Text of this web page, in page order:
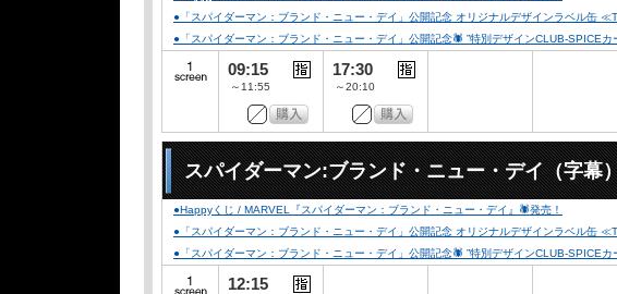
●「スパイダーマン：ブランド・ニュー・デイ」公開記念 オリジナルデザインラベル缶
●「スパイダーマン：ブランド・ニュー・デイ」公開記念🕷️ ”特別デザインCLUB-SPICEカ
09:15
～11:55
17:30
～20:10
スパイダーマン:ブランド・ニュー・デイ（字幕
●Happyくじ / MARVEL『スパイダーマン：ブランド・ニュー・デイ』🕷発売！
●「スパイダーマン：ブランド・ニュー・デイ」公開記念 オリジナルデザインラベル缶
●「スパイダーマン：ブランド・ニュー・デイ」公開記念🕷️ ”特別デザインCLUB-SPICEカ
12:15